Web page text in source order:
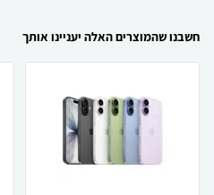
חשבנו שהמוצרים האלה יעניינו אותך